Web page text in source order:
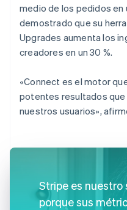
medio de los pedidos en
demostrado que su
Upgrades aumenta los
creadores en un 30 %.
«Connect es el motor
potentes resultados que
nuestros usuarios»,
Stripe es
porque sus